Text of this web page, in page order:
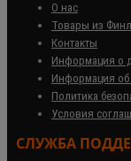
О нас
Товары из
Контакты
Информация о
Информация об
Политика
Условия
СЛУЖБА